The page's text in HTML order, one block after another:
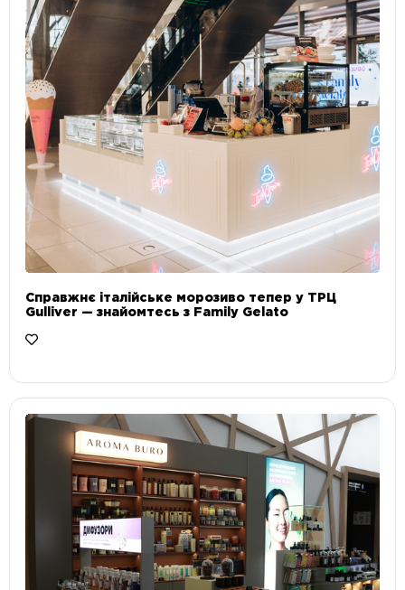
Справжнє італійське морозиво тепер у ТРЦ
Gulliver — знайомтесь з Family Gelato